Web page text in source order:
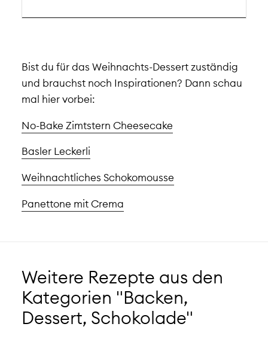
Bist du für das Weihnachts-Dessert zuständig
und brauchst noch Inspirationen? Dann schau
mal hier vorbei:
No-Bake Zimtstern Cheesecake
Basler Leckerli
Weihnachtliches Schokomousse
Panettone mit Crema
Weitere Rezepte aus den
Kategorien "Backen,
Dessert, Schokolade"